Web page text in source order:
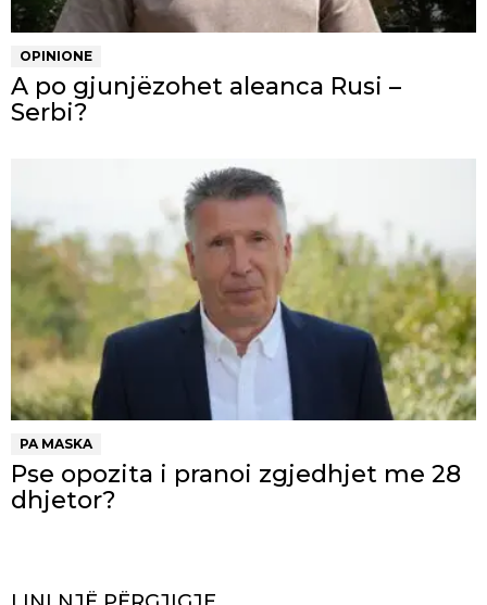
OPINIONE
A po gjunjëzohet aleanca Rusi –
Serbi?
PA MASKA
Pse opozita i pranoi zgjedhjet me 28
dhjetor?